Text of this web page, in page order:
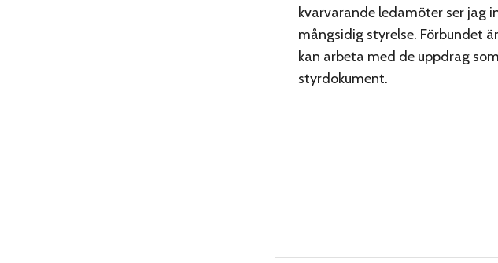
kvarvarande ledamöter ser jag
mångsidig styrelse. Förbundet
kan arbeta med de uppdrag
styrdokument.